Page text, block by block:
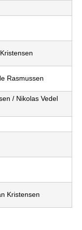
Rasmussen
/ Nikolas Vedel
Kristensen